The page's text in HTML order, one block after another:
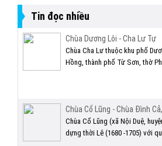
Tin đọc nhiều
Chùa Dương Lôi - Cha Lư Tự
Chùa Cha Lư thuộc khu phố
Hồng, thành phố Từ Sơn, thờ
Chùa Cổ Lũng - Chùa Đình
Chùa Cổ Lũng (xã Nội Duệ,
dựng thời Lê (1680 -1705) với